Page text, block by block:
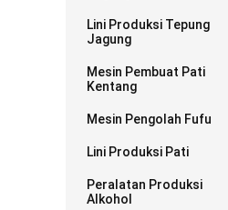
Lini Produksi Tepung
Jagung
Mesin Pembuat Pati
Kentang
Mesin Pengolah Fufu
Lini Produksi Pati
Peralatan Produksi
Alkohol